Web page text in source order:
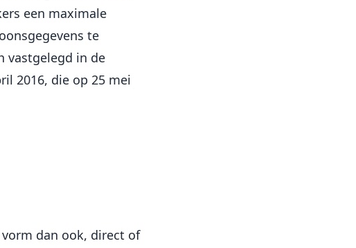
een maximale
te
vastgelegd in de
2016, die op 25 mei
dan ook, direct of